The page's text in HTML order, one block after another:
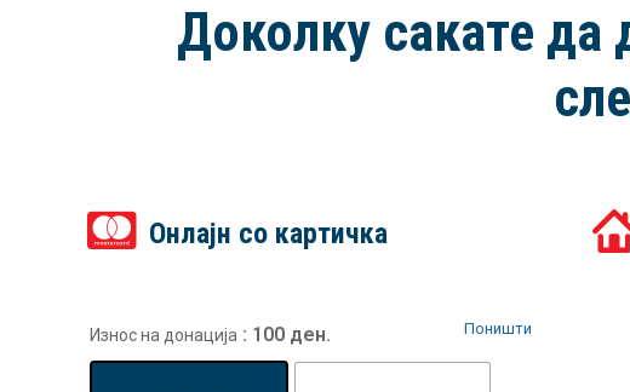
Доколку сакате да
Онлајн со картичка
Износ на донација : 100 ден. Поништи